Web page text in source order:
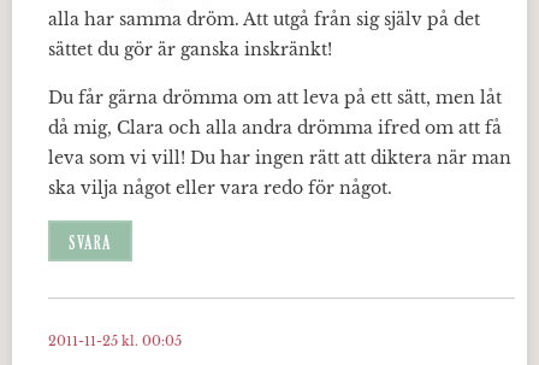
alla har samma dröm. Att utgå från sig själv på det
sättet du gör är ganska inskränkt!
Du får gärna drömma om att leva på ett sätt, men låt
då mig, Clara och alla andra drömma ifred om att få
leva som vi vill! Du har ingen rätt att diktera när man
ska vilja något eller vara redo för något.
SVARA
2011-11-25 kl. 00:05